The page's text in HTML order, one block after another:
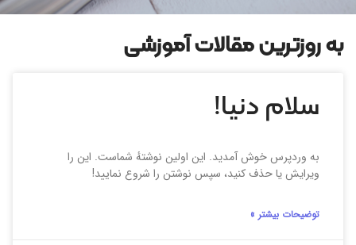
به روزترین مقالات آموزشی
سلام دنیا!
به وردپرس خوش آمدید. این اولین نوشتهٔ شماست. این را
ویرایش یا حذف کنید، سپس نوشتن را شروع نمایید!
توضیحات بیشتر »